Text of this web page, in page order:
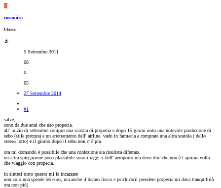
R
rosomira
Utente
5 Settembre 2011
68
0
65
27 Settembre 2014
#1
salve,
sono da due anni che uso propecia.
all' inizio di settembre compro una scatola di propecia e dopo 15 giorni noto una notevole produzione di
sebo (stile precura) e un arretramento dell' airline. vado in farmacia a comprare una altra scatola ( dello
stesso lotto) e il giorno dopo il sebo non c' è piu.
ora mi domando è possibile che una confezione sia risultata difettata.
un altra spiegazione poco plausibile sono i raggi x dell' aeroporto ma devo dire che non è l aprima volta
che viaggio con propecia.
in sintesi tutto questo mi fa incazzare
non solo una spende 56 euro, ma anche il danno fisico e psichico(il prendere propecia mi dava tranquillità
ora non più).